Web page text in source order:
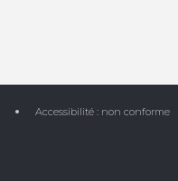
Accessibilité : non conforme